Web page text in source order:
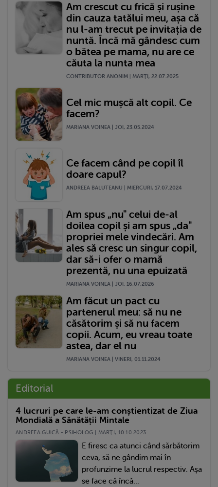
Am crescut cu frică și rușine
din cauza tatălui meu, așa că
nu l-am trecut pe invitația de
nuntă. Încă mă gândesc cum
o bătea pe mama, nu are ce
căuta la nunta mea
CONTRIBUTOR ANONIM | MARŢI, 22.07.2025
Cel mic mușcă alt copil. Ce
facem?
MARIANA VOINEA | JOI, 23.05.2024
Ce facem când pe copil îl
doare capul?
ANDREEA BALUTEANU | MIERCURI, 17.07.2024
Am spus „nu" celui de-al
doilea copil și am spus „da"
propriei mele vindecări. Am
ales să cresc un singur copil,
dar să-i ofer o mamă
prezentă, nu una epuizată
MARIANA VOINEA | JOI, 16.07.2026
Am făcut un pact cu
partenerul meu: să nu ne
căsătorim și să nu facem
copii. Acum, eu vreau toate
astea, dar el nu
MARIANA VOINEA | VINERI, 01.11.2024
Editorial
4 lucruri pe care le-am conștientizat de Ziua
Mondială a Sănătății Mintale
ANDREEA GUICĂ - PSIHOLOG | MARŢI, 10.10.2023
E firesc ca atunci când sărbătorim
ceva, să ne gândim mai în
profunzime la lucrul respectiv. Așa
se face că încă...